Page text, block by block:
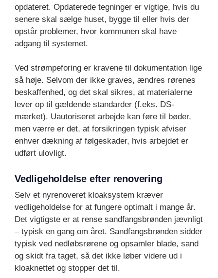
opdateret. Opdaterede tegninger er vigtige, hvis du
senere skal sælge huset, bygge til eller hvis der
opstår problemer, hvor kommunen skal have
adgang til systemet.
Ved strømpeforing er kravene til dokumentation lige
så høje. Selvom der ikke graves, ændres rørenes
beskaffenhed, og det skal sikres, at materialerne
lever op til gældende standarder (f.eks. DS-
mærket). Uautoriseret arbejde kan føre til bøder,
men værre er det, at forsikringen typisk afviser
enhver dækning af følgeskader, hvis arbejdet er
udført ulovligt.
Vedligeholdelse efter renovering
Selv et nyrenoveret kloaksystem kræver
vedligeholdelse for at fungere optimalt i mange år.
Det vigtigste er at rense sandfangsbrønden jævnligt
– typisk en gang om året. Sandfangsbrønden sidder
typisk ved nedløbsrørene og opsamler blade, sand
og skidt fra taget, så det ikke løber videre ud i
kloaknettet og stopper det til.